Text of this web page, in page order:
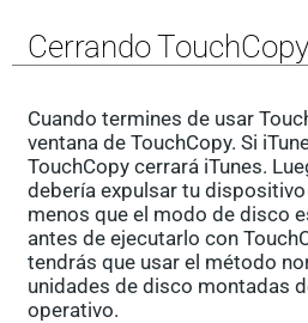
Cerrando TouchCopy
Cuando termines de usar
ventana de TouchCopy. Si
TouchCopy cerrará iTunes.
debería expulsar tu
menos que el modo de disco
antes de ejecutarlo con
tendrás que usar el método
unidades de disco montadas
operativo.